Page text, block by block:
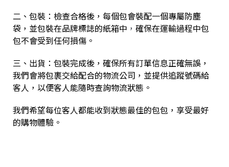
二、包裝：檢查合格後，每個包會裝配一個專屬防塵
袋，並包裝在品牌標誌的紙箱中 ， 確保在運輸過程中包
包不會受到任何損傷。
三、出貨：包裝完成後，確保所有訂單信息正確無誤，
我們會將包裹交給配合的物流公司，並提供追蹤號碼給
客人，以便客人能隨時查詢物流狀態。
我們希望每位客人都能收到狀態最佳的包包，享受最好
的購物體驗。